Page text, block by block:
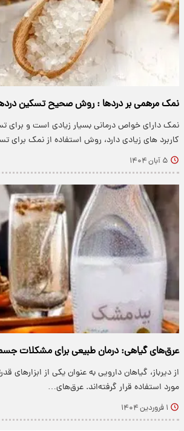
نمک مرهمی بر دردها : روش صحیح تسکین
نمک دارای خواص درمانی بسیار زیادی است و برای
کاربرد های زیادی دارد، روش استفاده از نمک برای
۵ آبان ۱۴۰۴
عرق‌های گیاهی: درمان طبیعی برای مشکلات
از دیرباز، گیاهان دارویی به عنوان یکی از ابزارهای
مورد استفاده قرار گرفته‌اند. عرق‌های…
۱ فروردین ۱۴۰۴